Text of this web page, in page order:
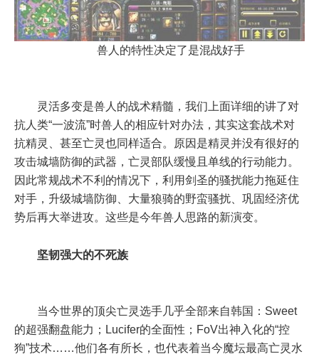
兽人的特性决定了是混战好手
灵活多变是兽人的战术精髓，我们上面详细的讲了对
抗人类“一波流”时兽人的相应针对办法，其实这套战术对
抗精灵、甚至亡灵也同样适合。原因是精灵并没有很好的
攻击城墙防御的武器，亡灵部队缓慢且单线的行动能力。
因此常规战术不利的情况下，利用剑圣的骚扰能力拖延住
对手，升级城墙防御、大量狼骑的野蛮骚扰、巩固经济优
势后再大举进攻。这些是今年兽人思路的新演变。
坚韧强大的不死族
当今世界的顶尖亡灵选手几乎全部来自韩国：Sweet
的超强翻盘能力；Lucifer的全面性；FoV出神入化的“控
狗”技术……他们各有所长，也代表着当今魔坛最高亡灵水